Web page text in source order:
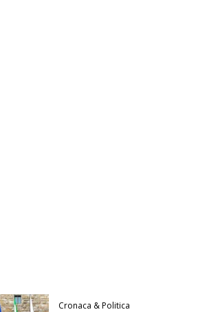
Cronaca & Politica